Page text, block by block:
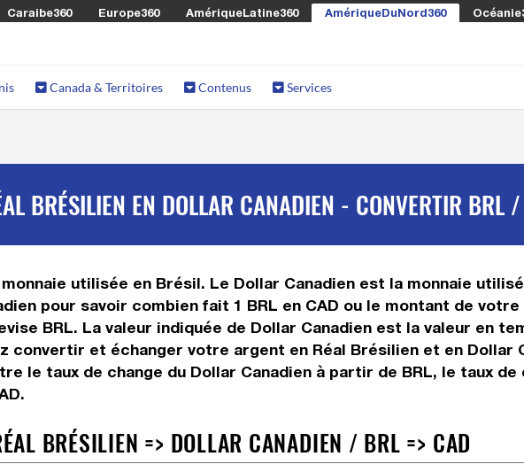
Caraibe360 Europe360 AmériqueLatine360 AmériqueDuNord360
Canada & Territoires Contenus Services
BRÉSILIEN EN DOLLAR CANADIEN - CONVERTIR BRL
utilisée en Brésil. Le Dollar Canadien est la monnaie
pour savoir combien fait 1 BRL en CAD ou le montant de
BRL. La valeur indiquée de Dollar Canadien est la valeur en
convertir et échanger votre argent en Réal Brésilien et en Dollar
le taux de change du Dollar Canadien à partir de BRL, le taux
BRÉSILIEN => DOLLAR CANADIEN / BRL => CAD